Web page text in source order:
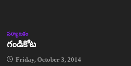
పర్యాటకం
గండికోట
Friday, October 3, 2014